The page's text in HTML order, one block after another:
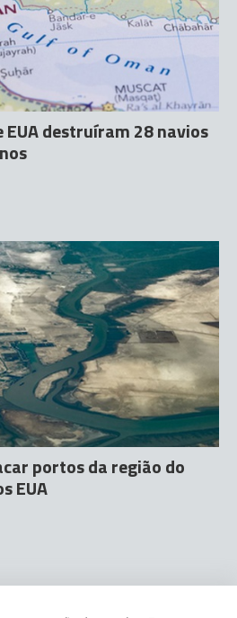
destruíram 28 navios
portos da região do
EUA